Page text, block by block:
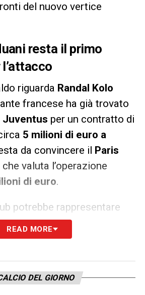
del nuovo vertice
resta il primo
riguarda Randal Kolo
francese ha già trovato
Juventus per un contratto di
5 milioni di euro a
da convincere il
Paris
che valuta l’operazione
di euro.
potrebbe rappresentare
per arrivare alla fumata
è stato rassicurato sul
progetto offensivo
READ MORE
DEL GIORNO